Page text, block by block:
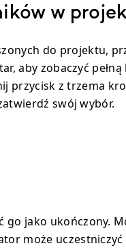
w
do projektu,
aby zobaczyć pełną
przycisk z trzema
swój wybór.
jako ukończony.
może